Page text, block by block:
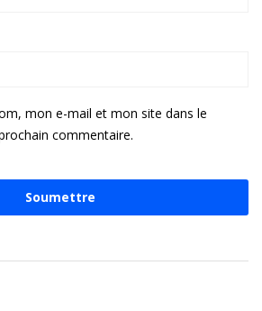
mon e-mail et mon site dans le
commentaire.